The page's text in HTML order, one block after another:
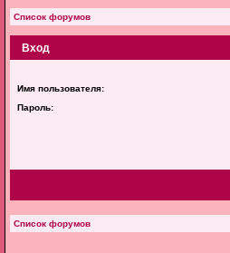
Список форумов
Вход
Имя пользователя:
Пароль:
Список форумов